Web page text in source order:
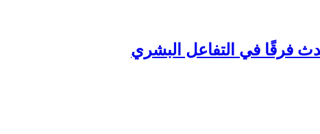
فرقًا في التفاعل البشري